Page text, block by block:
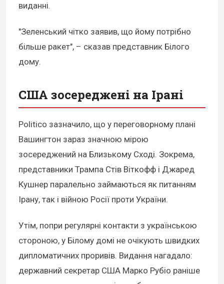
виданні.
"Зеленський чітко заявив, що йому потрібно
більше ракет", – сказав представник Білого
дому.
США зосереджені на Ірані
Politico зазначило, що у переговорному плані
Вашингтон зараз значною мірою
зосереджений на Близькому Сході. Зокрема,
представники Трампа Стів Віткофф і Джаред
Кушнер паралельно займаються як питанням
Ірану, так і війною Росії проти України.
Утім, попри регулярні контакти з українською
стороною, у Білому домі не очікують швидких
дипломатичних проривів. Видання нагадало:
державний секретар США Марко Рубіо раніше